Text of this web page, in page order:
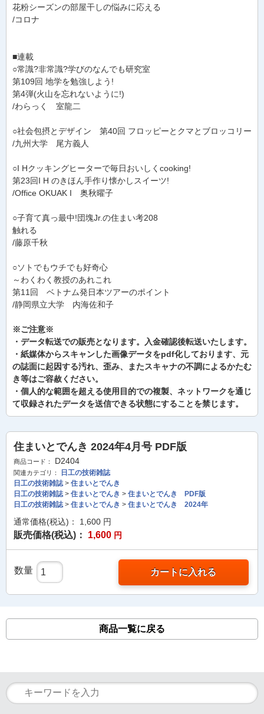
花粉シーズンの部屋干しの悩みに応える
/コロナ
■連載
○常識?非常識?学びのなんでも研究室
第109回 地学を勉強しよう!
第4弾(火山を忘れないように!)
/わらっく 室龍二
○社会包摂とデザイン 第40回 フロッピーとクマとブロッコリー
/九州大学 尾方義人
○I Hクッキングヒーターで毎日おいしくcooking!
第23回I H のきほん手作り懐かしスイーツ!
/Office OKUAK I 奥秋曜子
○子育て真っ最中!団塊Jr.の住まい考208
触れる
/藤原千秋
○ソトでもウチでも好奇心
～わくわく教授のあれこれ
第11回 ベトナム発日本ツアーのポイント
/静岡県立大学 内海佐和子
※ご注意※
・データ転送での販売となります。入金確認後転送いたします。
・紙媒体からスキャンした画像データをpdf化しております、元
の誌面に起因する汚れ、歪み、またスキャナの不調によるかたむ
き等はご容赦ください。
・個人的な範囲を超える使用目的での複製、ネットワークを通じ
て収録されたデータを送信できる状態にすることを禁じます。
住まいとでんき 2024年4月号 PDF版
商品コード： D2404
関連カテゴリ：
日工の技術雑誌
日工の技術雑誌> 住まいとでんき
日工の技術雑誌> 住まいとでんき > 住まいとでんき PDF版
日工の技術雑誌> 住まいとでんき > 住まいとでんき 2024年
通常価格(税込)： 1,600 円
販売価格(税込)： 1,600 円
数量 カートに入れる
商品一覧に戻る